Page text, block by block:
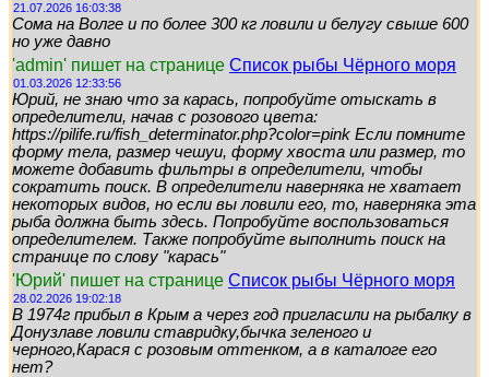
21.07.2026 16:03:38
Сома на Волге и по более 300 кг ловили и белугу свыше 600
но уже давно
'admin' пишет на странице Список рыбы Чёрного моря
01.03.2026 12:33:56
Юрий, не знаю что за карась, попробуйте отыскать в
определители, начав с розового цвета:
https://pilife.ru/fish_determinator.php?color=pink Если помните
форму тела, размер чешуи, форму хвоста или размер, то
можете добавить фильтры в определители, чтобы
сократить поиск. В определители наверняка не хватает
некоторых видов, но если вы ловили его, то, наверняка эта
рыба должна быть здесь. Попробуйте воспользоваться
определителем. Также попробуйте выполнить поиск на
странице по слову "карась"
'Юрий' пишет на странице Список рыбы Чёрного моря
28.02.2026 19:02:18
В 1974г прибыл в Крым а через год пригласили на рыбалку в
Донузлаве ловили ставридку,бычка зеленого и
черного,Карася с розовым оттенком, а в каталоге его
нет?